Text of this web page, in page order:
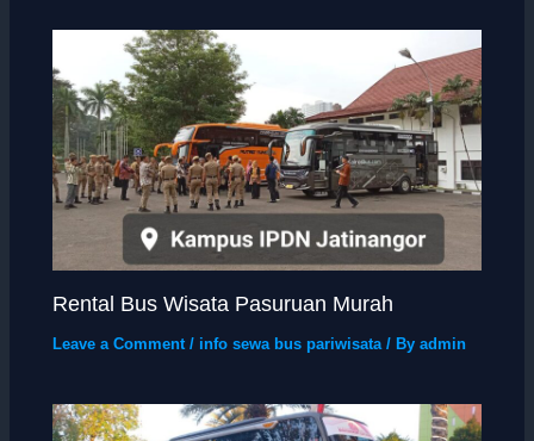
Rental Bus Wisata Pasuruan Murah
Leave a Comment / info sewa bus pariwisata/ Byadmin